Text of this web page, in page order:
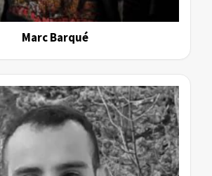
Marc Barqué